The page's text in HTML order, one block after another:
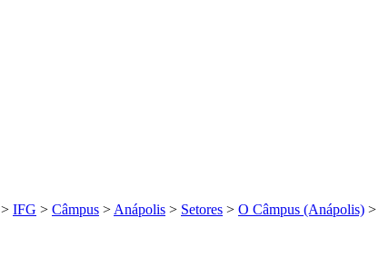
> IFG > Câmpus > Anápolis > Setores > O Câmpus (Anápolis) >